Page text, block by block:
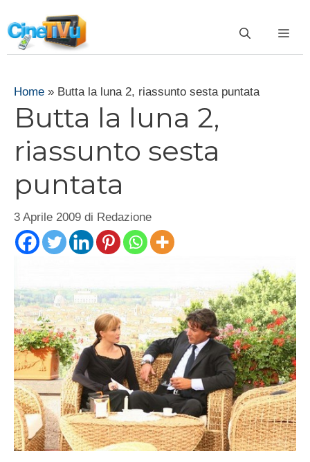
al
contenuto
Home » Butta la luna 2, riassunto sesta puntata
Butta la luna 2,
riassunto sesta
puntata
3 Aprile 2009 di Redazione